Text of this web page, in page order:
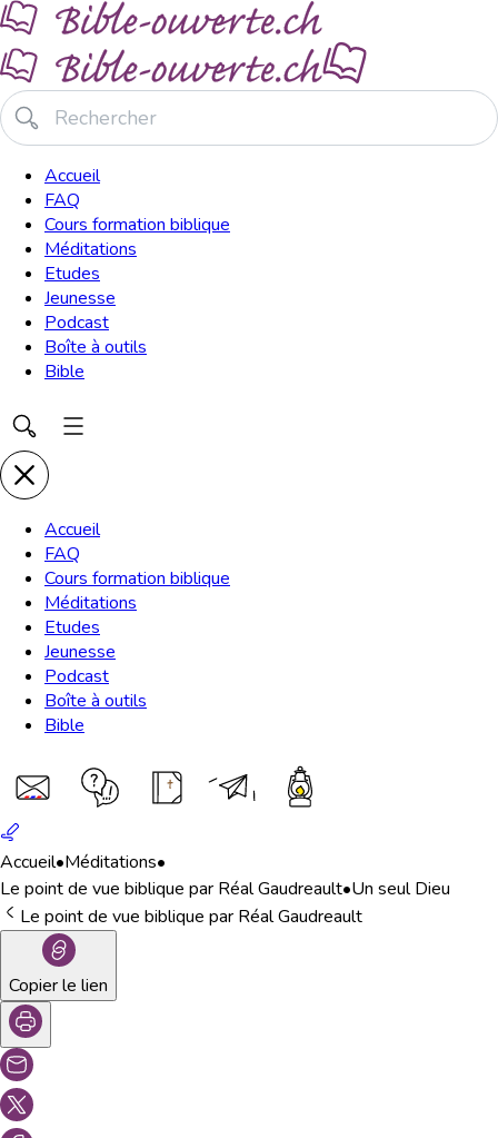
Accueil
FAQ
Cours formation biblique
Méditations
Etudes
Jeunesse
Podcast
Boîte à outils
Bible
Accueil
FAQ
Cours formation biblique
Méditations
Etudes
Jeunesse
Podcast
Boîte à outils
Bible
Accueil•Méditations•
Le point de vue biblique par Réal Gaudreault•Un seul Dieu
Le point de vue biblique par Réal Gaudreault
Copier le lien